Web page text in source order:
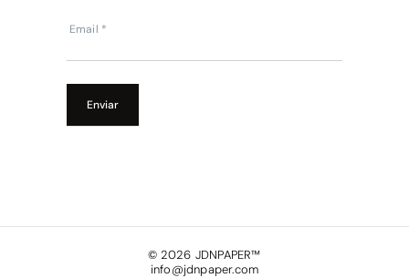
Email *
Enviar
© 2026 JDNPAPER™
info@jdnpaper.com